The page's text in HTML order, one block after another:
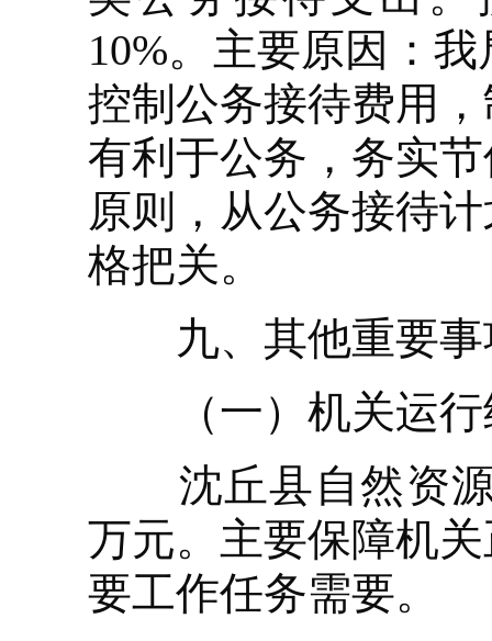
10%。主要原因：
控制公务接待费用
有利于公务，务实
原则，从公务接待
格把关。
九、其他重要事
（一）机关运行
沈丘县自然资源
万元。主要保障机
要工作任务需要。